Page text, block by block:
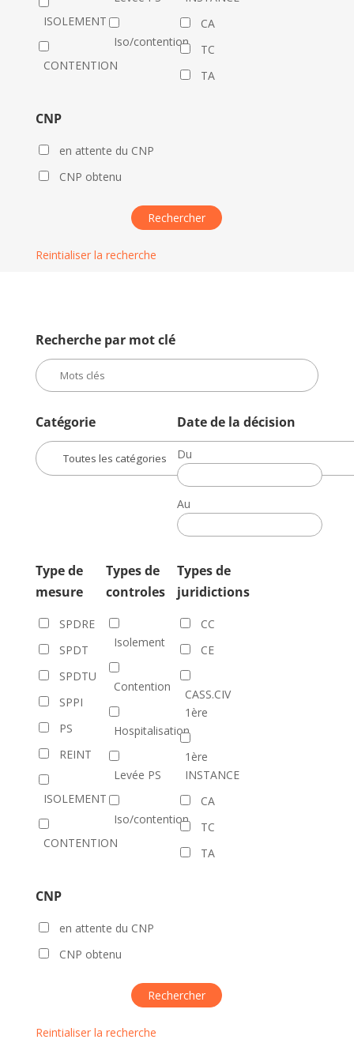
ISOLEMENT
CONTENTION
Iso/contention
CA
TC
TA
CNP
en attente du CNP
CNP obtenu
Reintialiser la recherche
Recherche par mot clé
Catégorie Date de la décision
Du
Date
de
la
décision
Au
Date
de
décision
Type de
mesure
SPDRE
SPDT
SPDTU
SPPI
PS
REINT
ISOLEMENT
CONTENTION
Types de
controles
Isolement
Contention
Hospitalisation
Levée PS
Iso/contention
Types de
juridictions
CC
CE
CASS.CIV
1ère
1ère
INSTANCE
CA
TC
TA
CNP
en attente du CNP
CNP obtenu
Reintialiser la recherche